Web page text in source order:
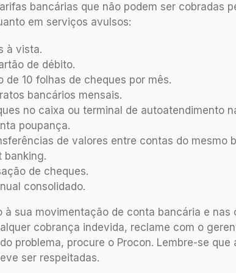
bancárias que não podem ser cobradas
em serviços avulsos:
à vista.
de débito.
de 10 folhas de cheques por mês.
bancários mensais.
no caixa ou terminal de autoatendimento
poupança.
de valores entre contas do mesmo
banking.
de cheques.
consolidado.
à sua movimentação de conta bancária e nas
cobrança indevida, reclame com o
problema, procure o Procon. Lembre-se que
ser respeitadas.